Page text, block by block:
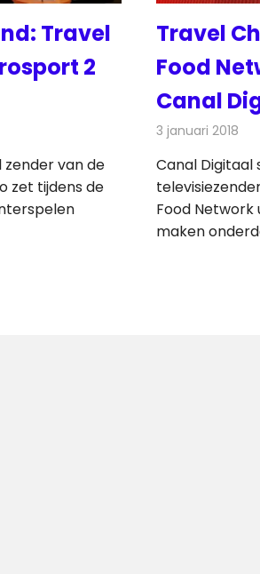
Travel
2
zender van de
zet tijdens de
Travel
Food
Canal
3 januari 2018
Canal
Food Network
maken